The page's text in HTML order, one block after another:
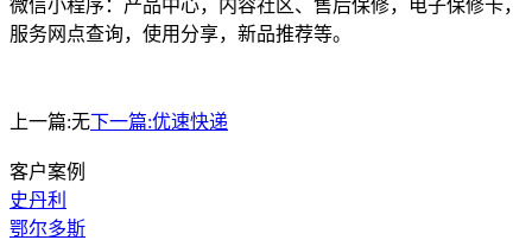
微信小程序：产品中心，内容社区、售后保修，电子保修卡，
服务网点查询，使用分享，新品推荐等。
上一篇:无下一篇:优速快递
客户案例
史丹利
鄂尔多斯